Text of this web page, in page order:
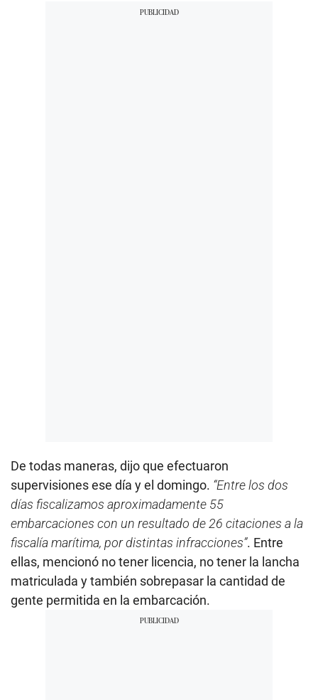
De todas maneras, dijo que efectuaron
supervisiones ese día y el domingo. “Entre los dos
días fiscalizamos aproximadamente 55
embarcaciones con un resultado de 26 citaciones a la
fiscalía marítima, por distintas infracciones”. Entre
ellas, mencionó no tener licencia, no tener la lancha
matriculada y también sobrepasar la cantidad de
gente permitida en la embarcación.